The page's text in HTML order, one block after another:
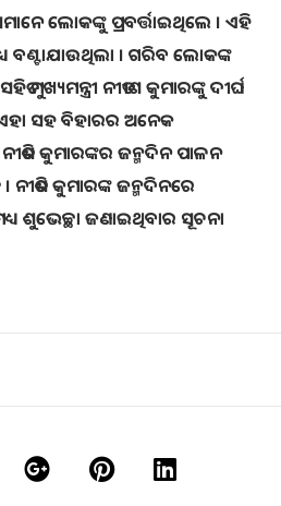
ଲୋକଙ୍କୁ ପ୍ରବର୍ତ୍ତାଇଥିଲେ । ଏହି
ବଣ୍ଟାଯାଉଥିଲା । ଗରିବ ଲୋକଙ୍କ
ମୁଖ୍ୟମନ୍ତ୍ରୀ ନୀତୀଶ କୁମାରଙ୍କୁ ଦୀର୍ଘ
ସହ ବିହାରର ଅନେକ
କୁମାରଙ୍କର ଜନ୍ମଦିନ ପାଳନ
କୁମାରଙ୍କ ଜନ୍ମଦିନରେ
ଶୁଭେଚ୍ଛା ଜଣାଇଥିବାର ସୂଚନା